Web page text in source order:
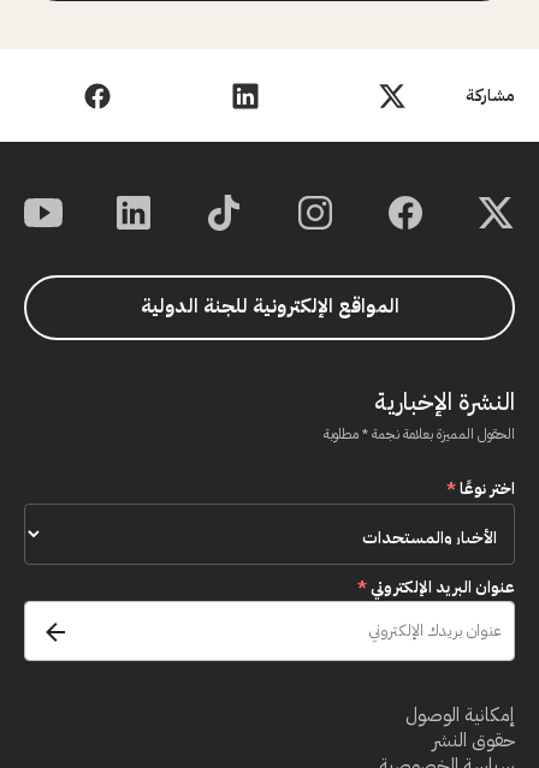
مشاركة
المواقع الإلكترونية للجنة الدولية
النشرة الإخبارية
الحقول المميزة بعلامة نجمة * مطلوبة
اختر نوعًا*
عنوان البريد الإلكتروني*
إمكانية الوصول
حقوق النشر